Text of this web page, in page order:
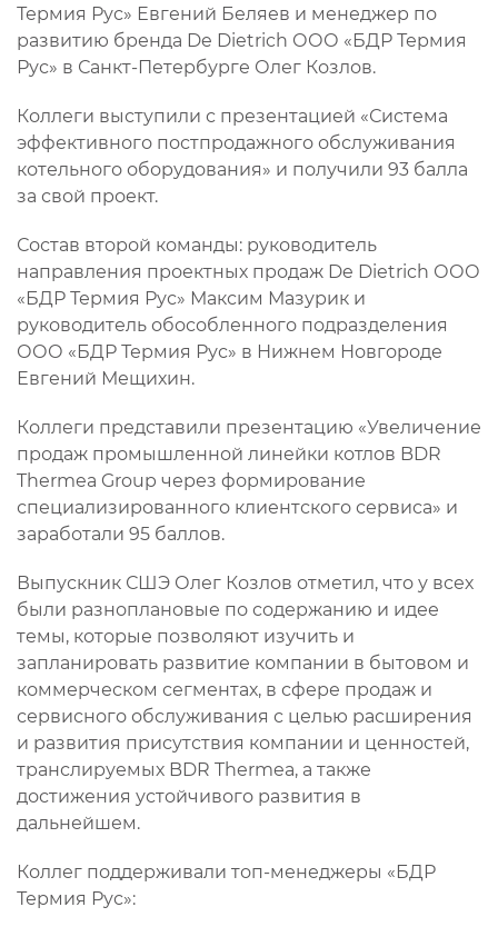
Термия Рус» Евгений Беляев и менеджер по
развитию бренда De Dietrich ООО «БДР Термия
Рус» в Санкт-Петербурге Олег Козлов.
Коллеги выступили с презентацией «Система
эффективного постпродажного обслуживания
котельного оборудования» и получили 93 балла
за свой проект.
Состав второй команды: руководитель
направления проектных продаж De Dietrich ООО
«БДР Термия Рус» Максим Мазурик и
руководитель обособленного подразделения
ООО «БДР Термия Рус» в Нижнем Новгороде
Евгений Мещихин.
Коллеги представили презентацию «Увеличение
продаж промышленной линейки котлов BDR
Thermea Group через формирование
специализированного клиентского сервиса» и
заработали 95 баллов.
Выпускник СШЭ Олег Козлов отметил, что у всех
были разноплановые по содержанию и идее
темы, которые позволяют изучить и
запланировать развитие компании в бытовом и
коммерческом сегментах, в сфере продаж и
сервисного обслуживания с целью расширения
и развития присутствия компании и ценностей,
транслируемых BDR Thermea, а также
достижения устойчивого развития в
дальнейшем.
Коллег поддерживали топ-менеджеры «БДР
Термия Рус»: